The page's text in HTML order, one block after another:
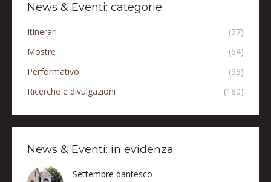
News & Eventi: categorie
Itinerari
(57)
Mostre
(64)
Performativo
(98)
Ricerche e divulgazioni
(180)
News & Eventi: in evidenza
Settembre dantesco